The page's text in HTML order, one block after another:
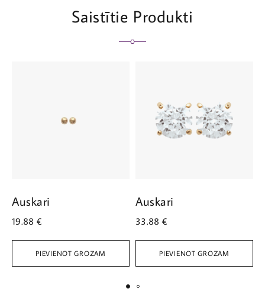
Saistītie Produkti
PIEVIENOT GROZAM
Auskari
19.88 €
PIEVIENOT GROZAM
Auskari
33.88 €